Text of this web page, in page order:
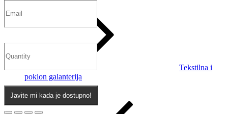
Tekstilna i
poklon galanterija
Javite mi kada je dostupno!